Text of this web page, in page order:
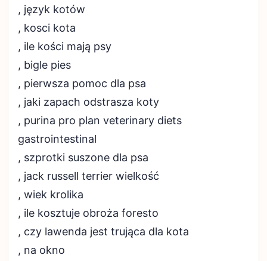
, język kotów
, kosci kota
, ile kości mają psy
, bigle pies
, pierwsza pomoc dla psa
, jaki zapach odstrasza koty
, purina pro plan veterinary diets
gastrointestinal
, szprotki suszone dla psa
, jack russell terrier wielkość
, wiek krolika
, ile kosztuje obroża foresto
, czy lawenda jest trująca dla kota
, na okno